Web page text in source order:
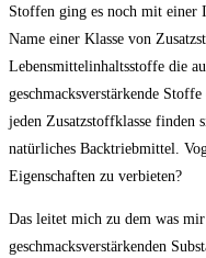
Stoffen ging es noch mit einer
Name einer Klasse von
Lebensmittelinhaltsstoffe die
geschmacksverstärkende
jeden Zusatzstoffklasse finden
natürliches Backtriebmittel.
Eigenschaften zu verbieten?
Das leitet mich zu dem was
geschmacksverstärkenden